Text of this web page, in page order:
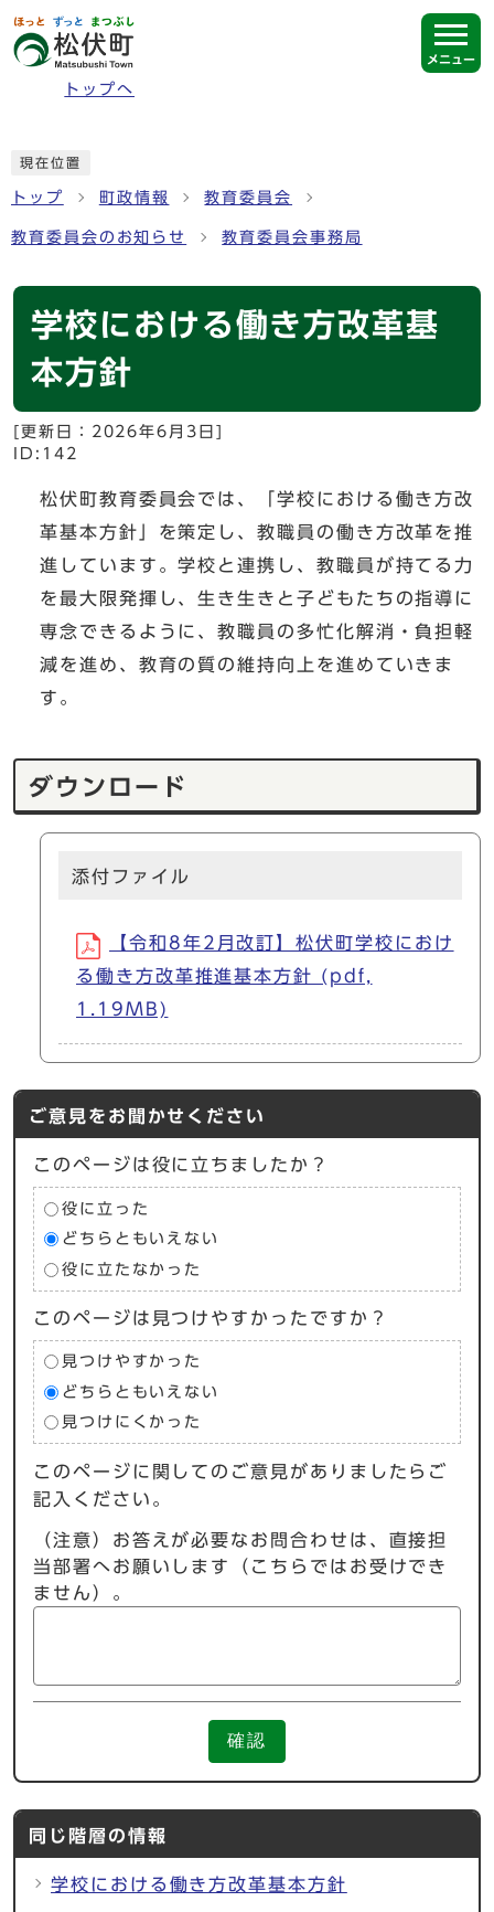
ページの先頭です
トップへ
メニュー
現在位置
トップ 町政情報 教育委員会
教育委員会のお知らせ 教育委員会事務局
学校における働き方改革基
本方針
[更新日： 2026年6月3日
ID:142
松伏町教育委員会では、「学校における働き方改
革基本方針」を策定し、教職員の働き方改革を推
進しています。学校と連携し、教職員が持てる力
を最大限発揮し、生き生きと子どもたちの指導に
専念できるように、教職員の多忙化解消・負担軽
減を進め、教育の質の維持向上を進めていきま
す。
ダウンロード
添付ファイル
【令和8年2月改訂】松伏町学校におけ
る働き方改革推進基本方針 (pdf,
1.19MB)
ご意見をお聞かせください
このページは役に立ちましたか？
役に立った
どちらともいえない
役に立たなかった
このページは見つけやすかったですか？
見つけやすかった
どちらともいえない
見つけにくかった
このページに関してのご意見がありましたらご
記入ください。
（注意）お答えが必要なお問合わせは、直接担
当部署へお願いします（こちらではお受けでき
ません）。
確認
同じ階層の情報
学校における働き方改革基本方針